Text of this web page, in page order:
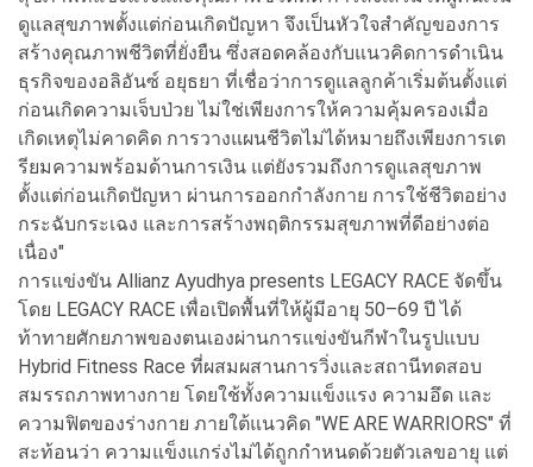
ดูแลสุขภาพตั้งแต่ก่อนเกิดปัญหา จึงเป็นหัวใจสำคัญของการ
สร้างคุณภาพชีวิตที่ยั่งยืน ซึ่งสอดคล้องกับแนวคิดการดำเนิน
ธุรกิจของอลิอันซ์ อยุธยา ที่เชื่อว่าการดูแลลูกค้าเริ่มต้นตั้งแต่
ก่อนเกิดความเจ็บป่วย ไม่ใช่เพียงการให้ความคุ้มครองเมื่อ
เกิดเหตุไม่คาดคิด การวางแผนชีวิตไม่ได้หมายถึงเพียงการเต
รียมความพร้อมด้านการเงิน แต่ยังรวมถึงการดูแลสุขภาพ
ตั้งแต่ก่อนเกิดปัญหา ผ่านการออกกำลังกาย การใช้ชีวิตอย่าง
กระฉับกระเฉง และการสร้างพฤติกรรมสุขภาพที่ดีอย่างต่อ
เนื่อง"
การแข่งขัน Allianz Ayudhya presents LEGACY RACE จัดขึ้น
โดย LEGACY RACE เพื่อเปิดพื้นที่ให้ผู้มีอายุ 50–69 ปี ได้
ท้าทายศักยภาพของตนเองผ่านการแข่งขันกีฬาในรูปแบบ
Hybrid Fitness Race ที่ผสมผสานการวิ่งและสถานีทดสอบ
สมรรถภาพทางกาย โดยใช้ทั้งความแข็งแรง ความอึด และ
ความฟิตของร่างกาย ภายใต้แนวคิด "WE ARE WARRIORS" ที่
สะท้อนว่า ความแข็งแกร่งไม่ได้ถูกกำหนดด้วยตัวเลขอายุ แต่